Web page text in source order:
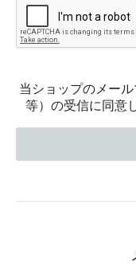
当ショップのメー
等）の受信に同意